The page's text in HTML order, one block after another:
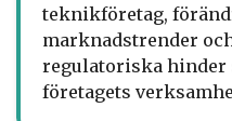
teknikföretag,
marknadstrender
regulatoriska hinder
företagets